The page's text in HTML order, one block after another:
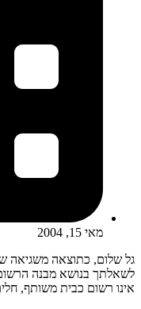
מאי 15, 2004
גל שלום, כתוצאה משגיאה
לשאלתך בנושא מבנה
אינו רשום כבית משותף,